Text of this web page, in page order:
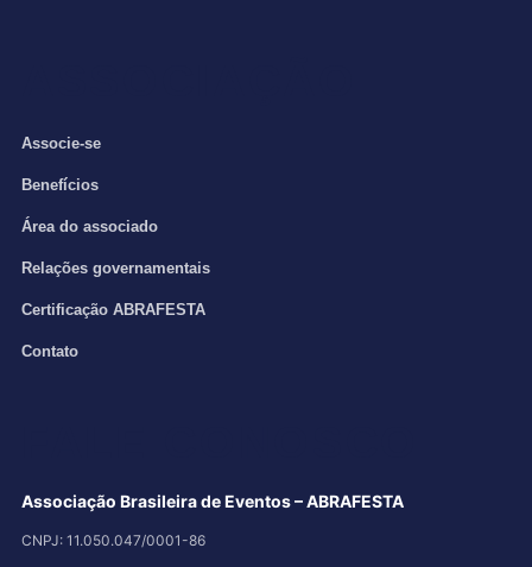
Associe-se
Benefícios
Área do associado
Relações governamentais
Certificação ABRAFESTA
Contato
Associação Brasileira de Eventos – ABRAFESTA
CNPJ: 11.050.047/0001-86